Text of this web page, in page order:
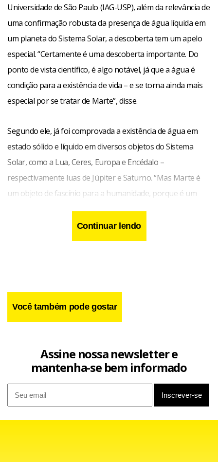
Universidade de São Paulo (IAG-USP), além da relevância de
uma confirmação robusta da presença de água líquida em
um planeta do Sistema Solar, a descoberta tem um apelo
especial. “Certamente é uma descoberta importante. Do
ponto de vista científico, é algo notável, já que a água é
condição para a existência de vida – e se torna ainda mais
especial por se tratar de Marte”, disse.
Segundo ele, já foi comprovada a existência de água em
estado sólido e líquido em diversos objetos do Sistema
Solar, como a Lua, Ceres, Europa e Encédalo –
respectivamente luas de Júpiter e Saturno. “Mas Marte é
um objeto de fascínio para a humanidade, porque é um
planeta do nosso sistema que mais oferece condições, em
tese, para a existência de vida.”
Continuar lendo
Você também pode gostar
Assine nossa newsletter e
mantenha-se bem informado